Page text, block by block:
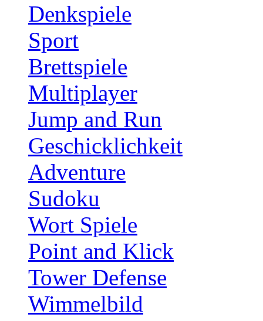
Denkspiele
Sport
Brettspiele
Multiplayer
Jump and Run
Geschicklichkeit
Adventure
Sudoku
Wort Spiele
Point and Klick
Tower Defense
Wimmelbild